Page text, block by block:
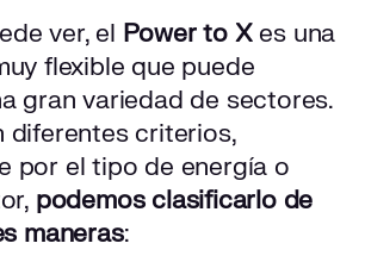
ver, el Power to X es una
flexible que puede
gran variedad de sectores.
diferentes criterios,
por el tipo de energía o
podemos clasificarlo de
maneras: